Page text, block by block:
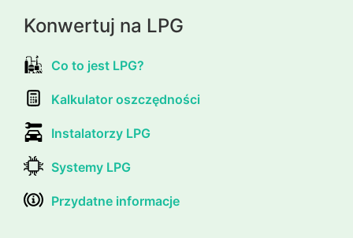
Konwertuj na LPG
Co to jest LPG?
Kalkulator oszczędności
Instalatorzy LPG
Systemy LPG
Przydatne informacje